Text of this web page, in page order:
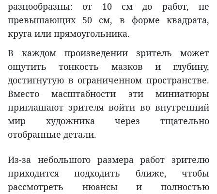
разнообразны: от 10 см до работ, не
превышающих 50 см, в форме квадрата,
круга или прямоугольника.
В каждом произведении зритель может
ощутить тонкость мазков и глубину,
достигнутую в ограниченном пространстве.
Вместо масштабности эти миниатюры
приглашают зрителя войти во внутренний
мир художника через тщательно
отобранные детали.
Из-за небольшого размера работ зрителю
приходится подходить ближе, чтобы
рассмотреть нюансы и полностью